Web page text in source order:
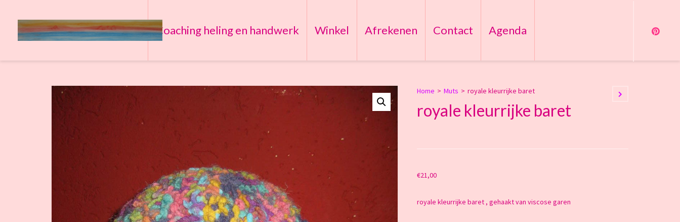
Coaching heling en handwerk Winkel Afrekenen Contact Agenda
Home > Muts > royale kleurrijke baret
royale kleurrijke baret
€21,00
royale kleurrijke baret , gehaakt van viscose garen